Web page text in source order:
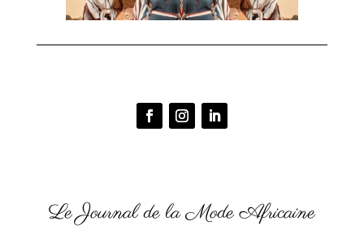
Le Journal de la Mode Africaine